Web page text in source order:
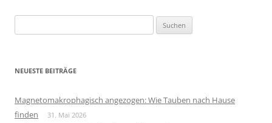
nach:
NEUESTE BEITRÄGE
Magnetomakrophagisch angezogen: Wie Tauben nach Hause
finden
31. Mai 2026